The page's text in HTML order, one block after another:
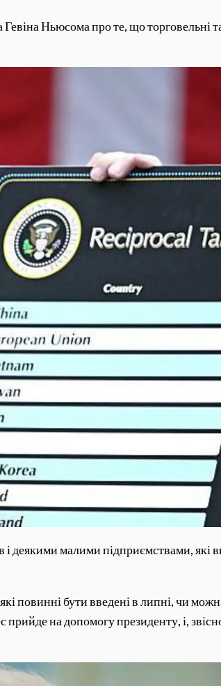
Ньюсома про те, що торговельні
деякими малими підприємствами, які
повинні бути введені в липні, чи
на допомогу президенту, і,